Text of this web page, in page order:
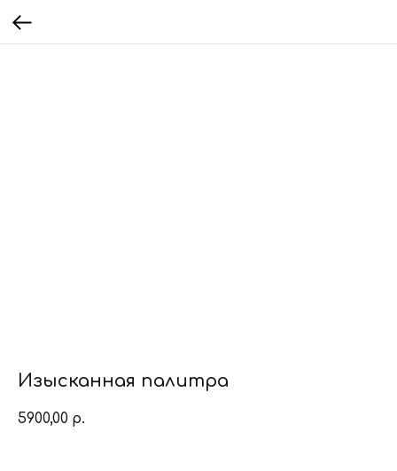
Изысканная палитра
5900,00 р.